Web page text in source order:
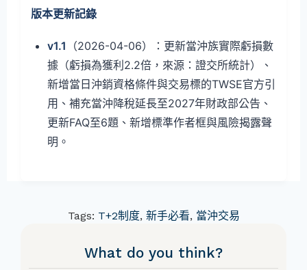
版本更新記錄
v1.1 （2026-04-06）：更新當沖族實際虧損數
據（虧損為獲利2.2倍，來源：證交所統計）、
新增當日沖銷資格條件與交易標的TWSE官方引
用、補充當沖降稅延長至2027年財政部公告、
更新FAQ至6題、新增標準作者框與風險揭露聲
明。
Tags: T+2制度, 新手必看, 當沖交易
What do you think?